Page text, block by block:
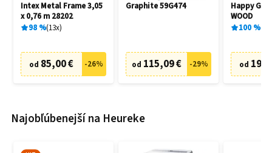
Intex Metal Frame 3,05
x 0,76 m 28202
98% 13x
od 85,00 € -26%
Graphite 59G474
od 115,09 € -29%
Happy
WOOD
100%
od
Najobľúbenejší na Heureke